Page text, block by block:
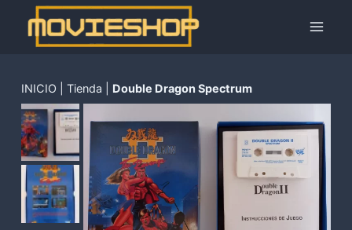
Saltar
contenido
INICIO Tienda Double Dragon Spectrum